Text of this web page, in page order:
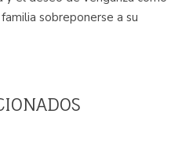
sobreponerse a su